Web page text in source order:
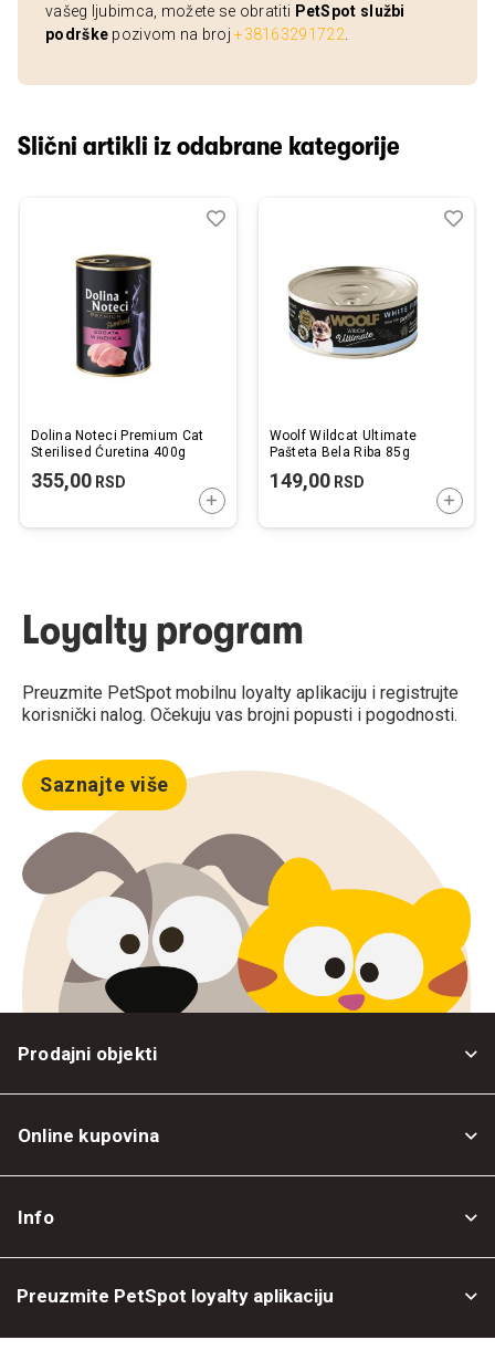
vašeg ljubimca, možete se obratiti PetSpot službi
podrške pozivom na broj+38163291722
Slični artikli iz odabrane kategorije
Dolina Noteci Premium Cat
Sterilised Ćuretina 400g
355,00 RSD
DODAJTE U KORPU
Dodaj
Uporedi
Woolf Wildcat Ultimate
Pašteta Bela Riba 85g
149,00RSD
Loyalty program
Preuzmite PetSpot mobilnu loyalty aplikaciju i registrujte
korisnički nalog. Očekuju vas brojni popusti i pogodnosti.
Saznajte više
Prodajni objekti
Online kupovina
Info
Preuzmite PetSpot loyalty aplikaciju